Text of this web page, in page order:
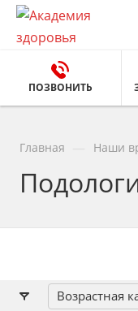
ПОЗВОНИТЬ
Главная Наши
Возрастная